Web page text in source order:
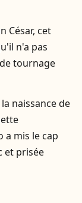
César, cet
n'a pas
tournage
naissance de
a mis le cap
et prisée